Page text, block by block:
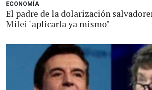
ECONOMÍA
El padre de la dolarización
Milei "aplicarla ya mismo"